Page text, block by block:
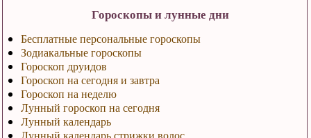
Гороскопы и лунные дни
Бесплатные персональные гороскопы
Зодиакальные гороскопы
Гороскоп друидов
Гороскоп на сегодня и завтра
Гороскоп на неделю
Лунный гороскоп на сегодня
Лунный календарь
Лунный календарь стрижки волос